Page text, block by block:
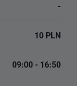
-
10 PLN
09:00 - 16:50